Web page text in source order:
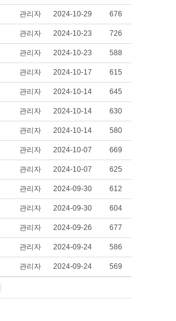
관리자 2024-10-29 676
관리자 2024-10-23 726
관리자 2024-10-23 588
관리자 2024-10-17 615
관리자 2024-10-14 645
관리자 2024-10-14 630
관리자 2024-10-14 580
관리자 2024-10-07 669
관리자 2024-10-07 625
관리자 2024-09-30 612
관리자 2024-09-30 604
관리자 2024-09-26 677
관리자 2024-09-24 586
관리자 2024-09-24 569